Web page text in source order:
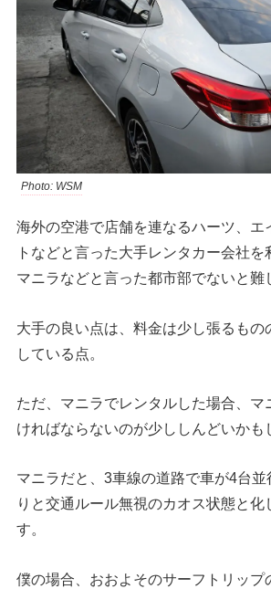
Photo: WSM
海外の空港で店舗を連なるハーツ、エ
トなどと言った大手レンタカー会社を
マニラなどと言った都市部でないと難
大手の良い点は、料金は少し張るもの
している点。
ただ、マニラでレンタルした場合、マ
ければならないのが少ししんどいかも
マニラだと、3車線の道路で車が4台並
りと交通ルール無視のカオス状態と化
す。
僕の場合、おおよそのサーフトリップ